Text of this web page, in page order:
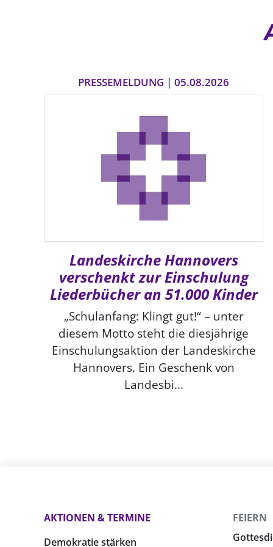
PRESSEMELDUNG | 05.08.2026
Landeskirche Hannovers
verschenkt zur Einschulung
Liederbücher an 51.000 Kinder
„Schulanfang: Klingt gut!“ – unter
diesem Motto steht die diesjährige
Einschulungsaktion der Landeskirche
Hannovers. Ein Geschenk von
Landesbi...
AKTIONEN & TERMINE
Demokratie stärken
FEIERN